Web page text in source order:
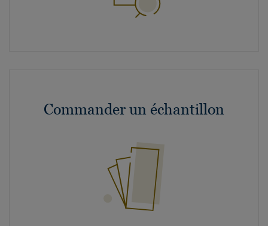
Commander un échantillon